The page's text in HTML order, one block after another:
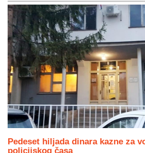
Pedeset hiljada dinara kazne za
policijskog časa